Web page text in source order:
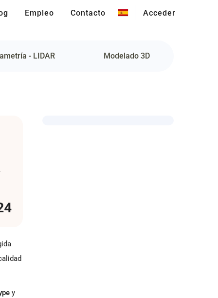
Empleo Contacto Acceder
- LIDAR Modelado 3D
y